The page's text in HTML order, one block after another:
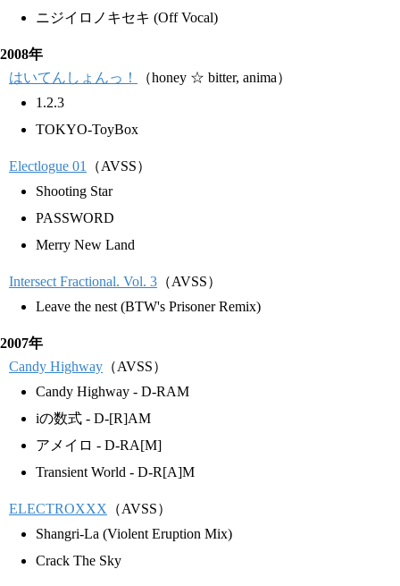
ニジイロノキセキ (Off Vocal)
2008年
はいてんしょんっ！
（honey ☆ bitter, anima）
1.2.3
TOKYO-ToyBox
Electlogue 01
（AVSS）
Shooting Star
PASSWORD
Merry New Land
Intersect Fractional. Vol. 3 （AVSS）
Leave the nest (BTW's Prisoner Remix)
2007年
Candy Highway （AVSS）
Candy Highway - D-RAM
iの数式 - D-[R]AM
アメイロ - D-RA[M]
Transient World - D-R[A]M
ELECTROXXX （AVSS）
Shangri-La (Violent Eruption Mix)
Crack The Sky